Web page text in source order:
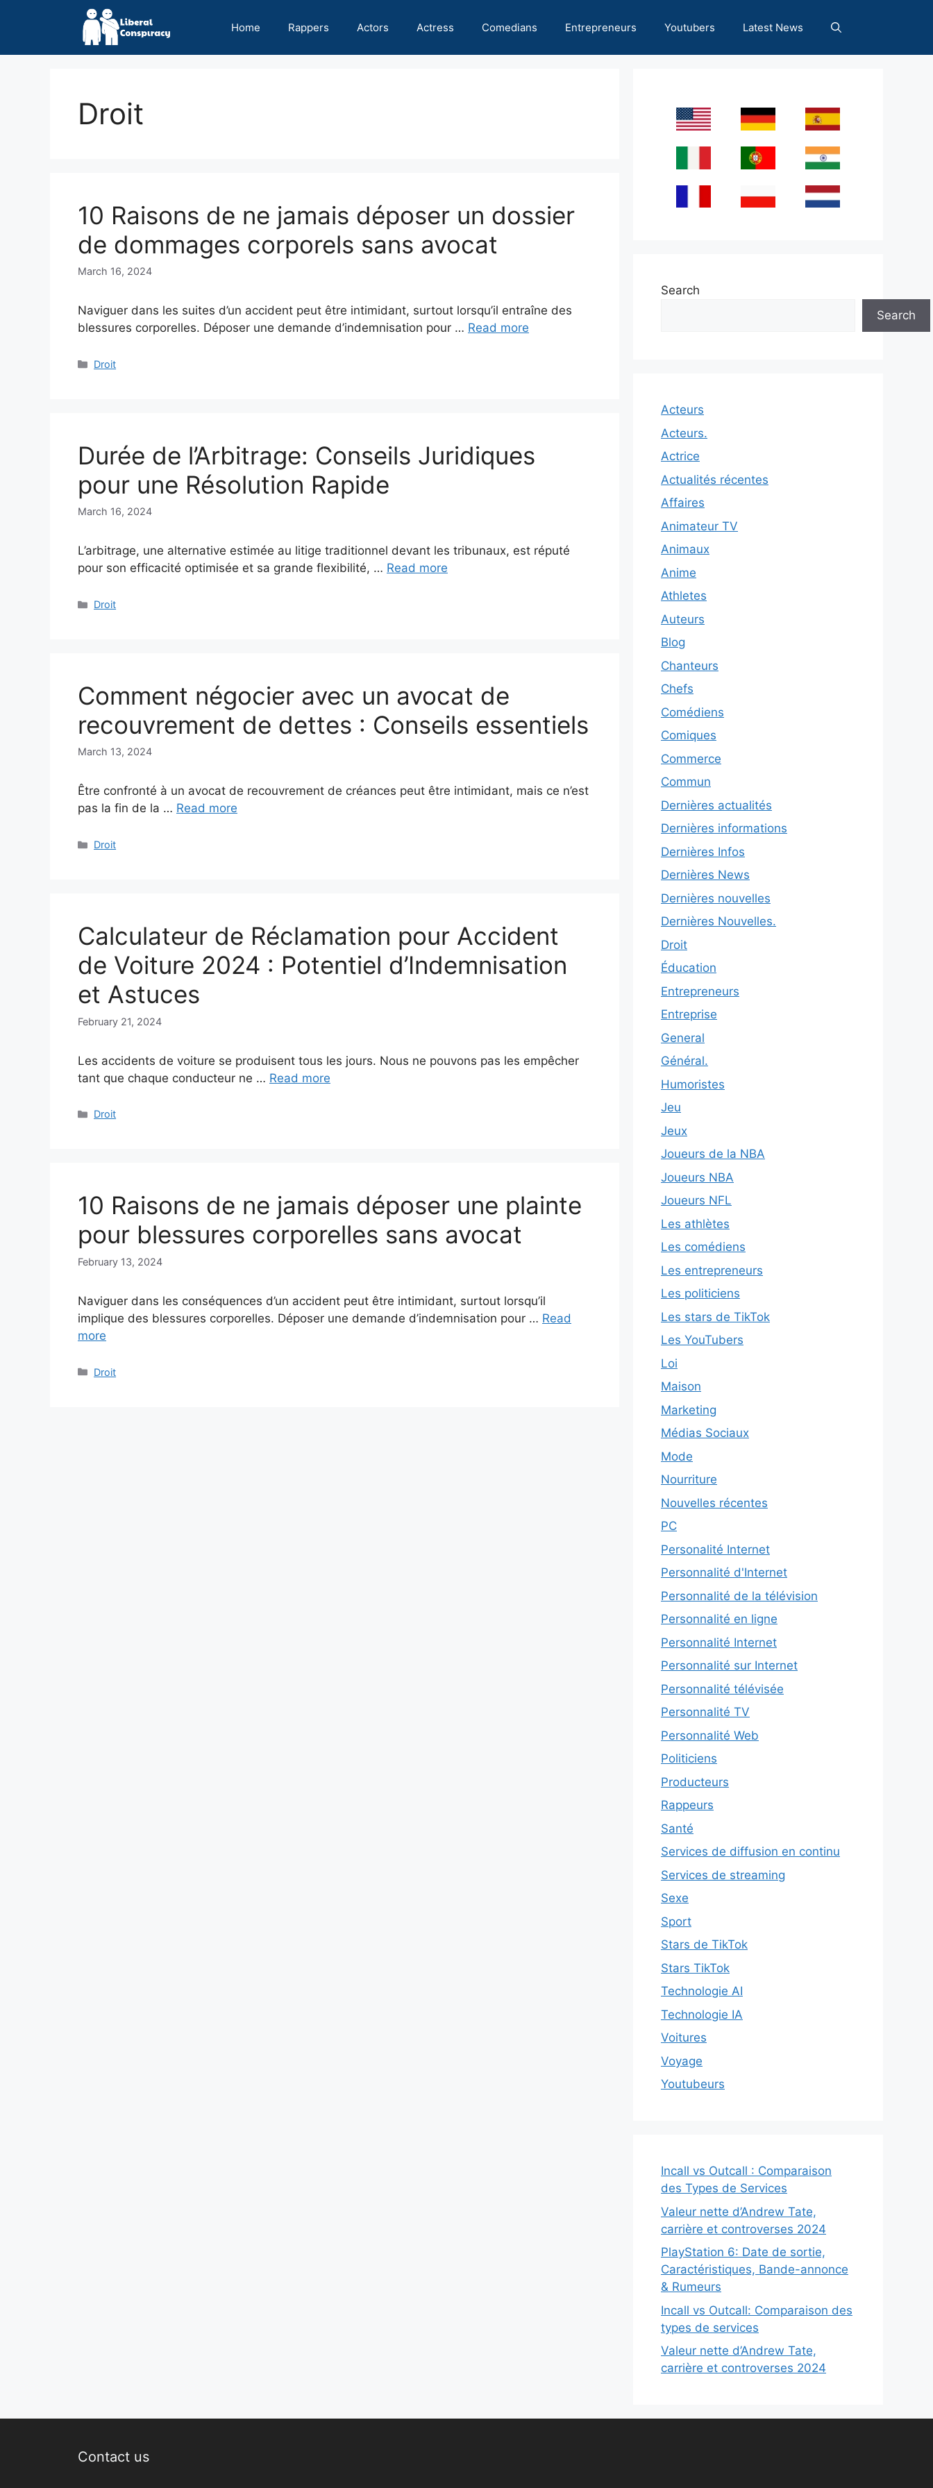
Home Rappers Actors Actress Comedians Entrepreneurs Youtubers Latest News
Droit
10 Raisons de ne jamais déposer un dossier
de dommages corporels sans avocat
March 16, 2024
Naviguer dans les suites d’un accident peut être intimidant, surtout lorsqu’il entraîne des
blessures corporelles. Déposer une demande d’indemnisation pour … Read more
Categories
Droit
Durée de l’Arbitrage: Conseils Juridiques
pour une Résolution Rapide
March 16, 2024
L’arbitrage, une alternative estimée au litige traditionnel devant les tribunaux, est réputé
pour son efficacité optimisée et sa grande flexibilité, … Read more
Categories
Droit
Comment négocier avec un avocat de
recouvrement de dettes : Conseils essentiels
March 13, 2024
Être confronté à un avocat de recouvrement de créances peut être intimidant, mais ce n’est
pas la fin de la … Read more
Categories
Droit
Calculateur de Réclamation pour Accident
de Voiture 2024 : Potentiel d’Indemnisation
et Astuces
February 21, 2024
Les accidents de voiture se produisent tous les jours. Nous ne pouvons pas les empêcher
tant que chaque conducteur ne … Read more
Categories
Droit
10 Raisons de ne jamais déposer une plainte
pour blessures corporelles sans avocat
February 13, 2024
Naviguer dans les conséquences d’un accident peut être intimidant, surtout lorsqu’il
implique des blessures corporelles. Déposer une demande d’indemnisation pour … Read
more
Categories
Droit
Search
Search
Acteurs
Acteurs.
Actrice
Actualités récentes
Affaires
Animateur TV
Animaux
Anime
Athletes
Auteurs
Blog
Chanteurs
Chefs
Comédiens
Comiques
Commerce
Commun
Dernières actualités
Dernières informations
Dernières Infos
Dernières News
Dernières nouvelles
Dernières Nouvelles.
Droit
Éducation
Entrepreneurs
Entreprise
General
Général.
Humoristes
Jeu
Jeux
Joueurs de la NBA
Joueurs NBA
Joueurs NFL
Les athlètes
Les comédiens
Les entrepreneurs
Les politiciens
Les stars de TikTok
Les YouTubers
Loi
Maison
Marketing
Médias Sociaux
Mode
Nourriture
Nouvelles récentes
PC
Personalité Internet
Personnalité d'Internet
Personnalité de la télévision
Personnalité en ligne
Personnalité Internet
Personnalité sur Internet
Personnalité télévisée
Personnalité TV
Personnalité Web
Politiciens
Producteurs
Rappeurs
Santé
Services de diffusion en continu
Services de streaming
Sexe
Sport
Stars de TikTok
Stars TikTok
Technologie AI
Technologie IA
Voitures
Voyage
Youtubeurs
Incall vs Outcall : Comparaison
des Types de Services
Valeur nette d’Andrew Tate,
carrière et controverses 2024
PlayStation 6: Date de sortie,
Caractéristiques, Bande-annonce
& Rumeurs
Incall vs Outcall: Comparaison des
types de services
Valeur nette d’Andrew Tate,
carrière et controverses 2024
Contact us